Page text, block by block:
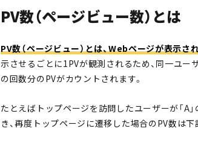
PV数（ページビュー数）とは
PV数（ページビュー）とは、Webページが表示さ
示させるごとに1PVが観測されるため、同一ユー
の回数分のPVがカウントされます。
たとえばトップページを訪問したユーザーが「A
き、再度トップページに遷移した場合のPV数は下